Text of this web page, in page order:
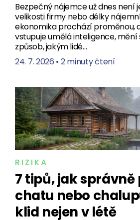
Bezpečný nájemce už dnes není
velikosti firmy nebo délky
ekonomika prochází proměnou,
vstupuje umělá inteligence, mění
způsob, jakým lidé…
24. 7. 2026 • 2 minuty čtení
RIZIKA
7 tipů, jak správně
chatu nebo
klid nejen v létě